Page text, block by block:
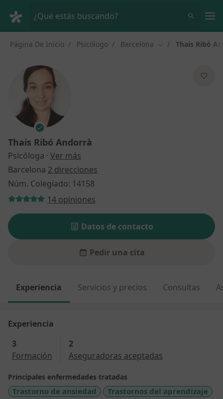
¿Qué estás buscando?
Página De Inicio Psicólogo Barcelona Cambiar de ciudad
Thais Ribó
Thais Ribó Andorrà
Psicóloga · Ver más
Barcelona 2 direcciones
Núm. Colegiado: 14158
14 opiniones
Datos de contacto
Pedir una cita
Experiencia Servicios y precios Consultas
Experiencia
3
Formación
2
Aseguradoras aceptadas
Principales enfermedades tratadas
Trastorno de ansiedad
Trastornos del aprendizaje